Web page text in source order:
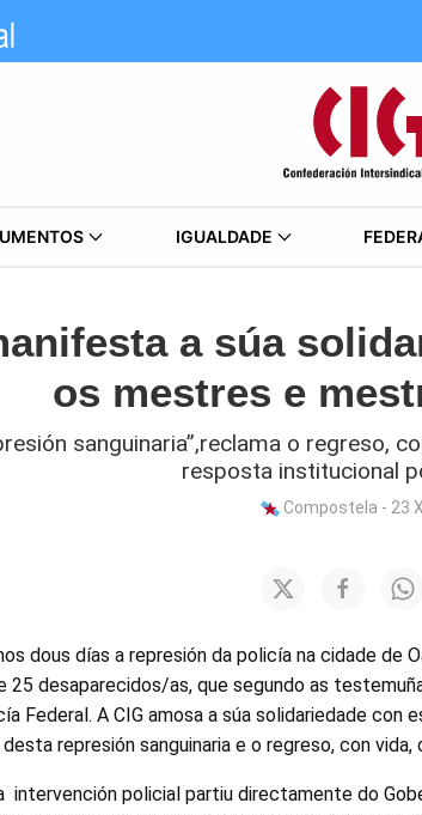
IGUALDADE
a súa
os mestres e
sanguinaria”,reclama o regreso,
resposta institucional
Compostela - 23
dous días a represión da policía na cidade de
25 desaparecidos/as, que segundo as
Federal. A CIG amosa a súa solidariedade con
represión sanguinaria e o regreso, con vida,
intervención policial partiu directamente do